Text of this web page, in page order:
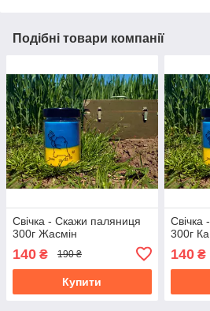
Подібні товари компанії
Свічка - Скажи паляниця
300г Жасмін
140 ₴ 190 ₴
Купити
Свічка
300г
140₴